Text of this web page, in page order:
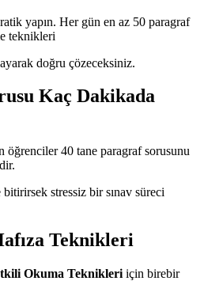
yapın. Her gün en az 50 paragraf
teknikleri
doğru çözeceksiniz.
Kaç Dakikada
öğrenciler 40 tane paragraf sorusunu
stressiz bir sınav süreci
Teknikleri
Okuma Teknikleri için birebir